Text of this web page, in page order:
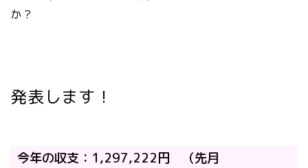
か？
発表します！
今年の収支：1,297,222円 （先月